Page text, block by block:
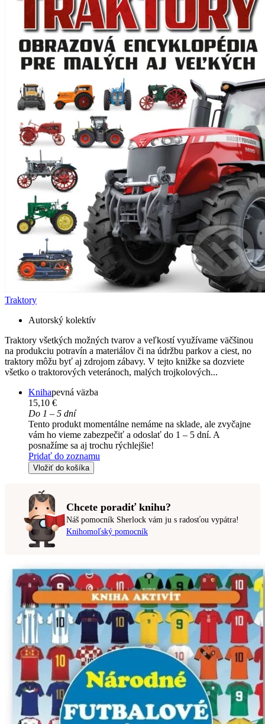
Traktory
Autorský kolektív
Traktory všetkých možných tvarov a veľkostí využívame väčšinou
na produkciu potravín a materiálov či na údržbu parkov a ciest, no
traktory môžu byť aj zdrojom zábavy. V tejto knižke sa dozviete
všetko o traktorových veteránoch, malých trojkolových...
Knihapevná väzba
15,10 €
Do 1 – 5 dní
Tento produkt momentálne nemáme na sklade, ale zvyčajne
vám ho vieme zabezpečiť a odoslať do 1 – 5 dní. A
posnažíme sa aj trochu rýchlejšie!
Pridať do zoznamu
Vložiť do košíka
Chcete poradiť knihu?
Náš pomocník Sherlock vám ju s radosťou vypátra!
Knihomoľský pomocník